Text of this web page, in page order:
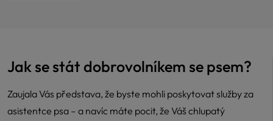
Jak se stát dobrovolníkem se psem?
Zaujala Vás představa, že byste mohli poskytovat služby za
asistentce psa – a navíc máte pocit, že Váš chlupatý